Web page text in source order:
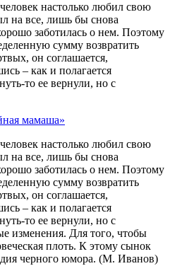
настолько любил свою
на все, лишь бы снова
заботилась о нем. Поэтому
сумму возвратить
он соглашается,
– как и полагается
то ее вернули, но с
мамаша»
настолько любил свою
на все, лишь бы снова
заботилась о нем. Поэтому
сумму возвратить
он соглашается,
– как и полагается
то ее вернули, но с
изменения. Для того, чтобы
плоть. К этому сынок
черного юмора. (М. Иванов)